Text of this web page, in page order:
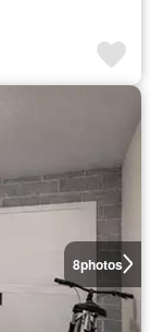
8photos